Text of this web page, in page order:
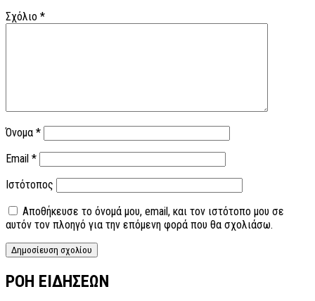
Σχόλιο *
Όνομα *
Email *
Ιστότοπος
Αποθήκευσε το όνομά μου, email, και τον ιστότοπο μου σε
αυτόν τον πλοηγό για την επόμενη φορά που θα σχολιάσω.
ΡΟΗ ΕΙΔΗΣΕΩΝ